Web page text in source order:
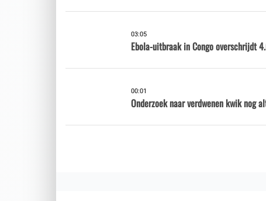
03:05
Ebola-uitbraak in Congo overschrijdt
00:01
Onderzoek naar verdwenen kwik nog